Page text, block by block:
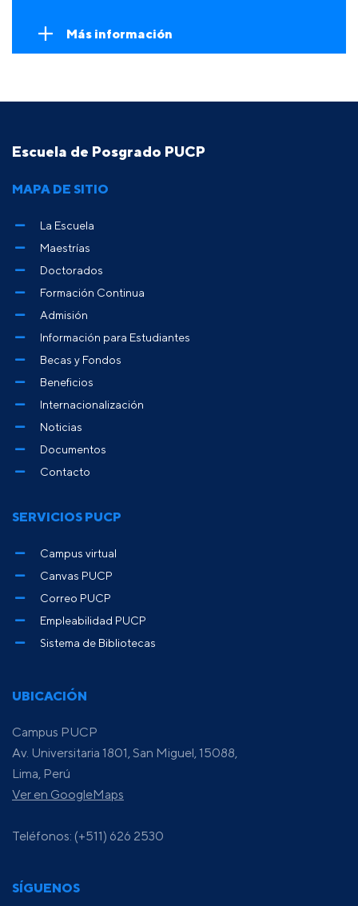
Más información
Escuela de Posgrado PUCP
UBICACIÓN
Campus PUCP
Av. Universitaria 1801, San Miguel, 15088,
Lima, Perú
Ver en GoogleMaps
Teléfonos: (+511) 626 2530
SÍGUENOS
MAPA DE SITIO
La Escuela
Maestrías
Doctorados
Formación Continua
Admisión
Información para Estudiantes
Becas y Fondos
Beneficios
Internacionalización
Noticias
Documentos
Contacto
SERVICIOS PUCP
Campus virtual
Canvas PUCP
Correo PUCP
Empleabilidad PUCP
Sistema de Bibliotecas